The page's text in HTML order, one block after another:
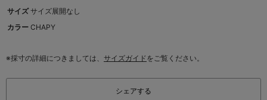
サイズ サイズ展開なし
カラー CHAPY
※採寸の詳細につきましては、 サイズガイドをご覧ください。
シェアする